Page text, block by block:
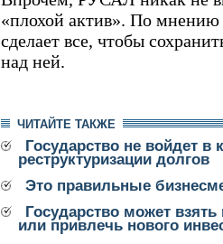
«плохой актив». По мнению
сделает все, чтобы
над ней.
ЧИТАЙТЕ ТАКЖЕ
Государство не войдет
реструктуризации долгов
Это правильные
Государство может
или привлечь нового